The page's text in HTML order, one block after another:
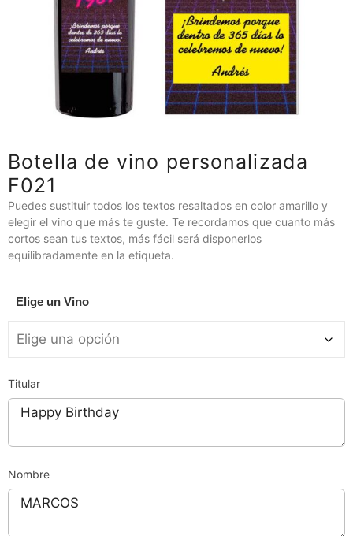
Botella de vino personalizada
F021
Puedes sustituir todos los textos resaltados en color amarillo y
elegir el vino que más te guste. Te recordamos que cuanto más
cortos sean tus textos, más fácil será disponerlos
equilibradamente en la etiqueta.
Elige un Vino
Titular
Nombre